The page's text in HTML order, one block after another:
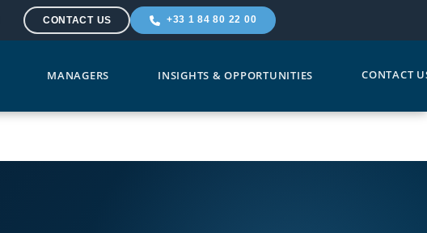
CONTACT US +33 1 84 80 22 00
MANAGERS INSIGHTS & OPPORTUNITIES CONTACT